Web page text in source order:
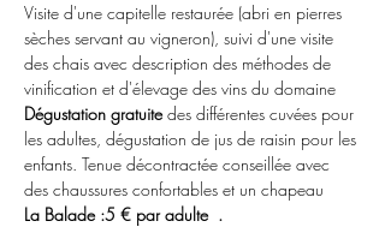
Visite d'une capitelle restaurée (abri en pierres
sèches servant au vigneron), suivi d'une visite
des chais avec description des méthodes de
vinification et d'élevage des vins du domaine
Dégustation gratuite des différentes cuvées pour
les adultes, dégustation de jus de raisin pour les
enfants. Tenue décontractée conseillée avec
des chaussures confortables et un chapeau
La Balade :5 € par adulte  .